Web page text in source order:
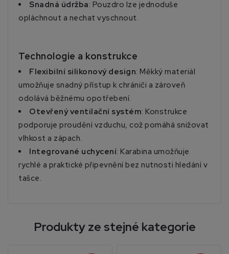
Snadná údržba: Pouzdro lze jednoduše
opláchnout a nechat vyschnout.
Technologie a konstrukce
Flexibilní silikonový design: Měkký materiál
umožňuje snadný přístup k chrániči a zároveň
odolává běžnému opotřebení.
Otevřený ventilační systém: Konstrukce
podporuje proudění vzduchu, což pomáhá snižovat
vlhkost a zápach.
Integrované uchycení: Karabina umožňuje
rychlé a praktické připevnění bez nutnosti hledání v
tašce.
Produkty ze stejné kategorie